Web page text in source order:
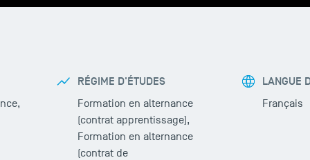
RÉGIME D'ÉTUDES
Formation en alternance
(contrat apprentissage),
Formation en alternance
(contrat de
LANGUE
Français